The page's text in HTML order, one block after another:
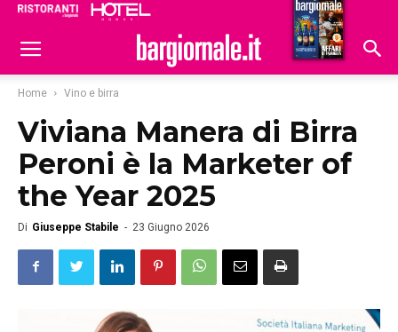
Hoteldomani
Home Vino e birra
Viviana Manera di Birra
Peroni è la Marketer of
the Year 2025
Di Giuseppe Stabile - 23 Giugno 2026